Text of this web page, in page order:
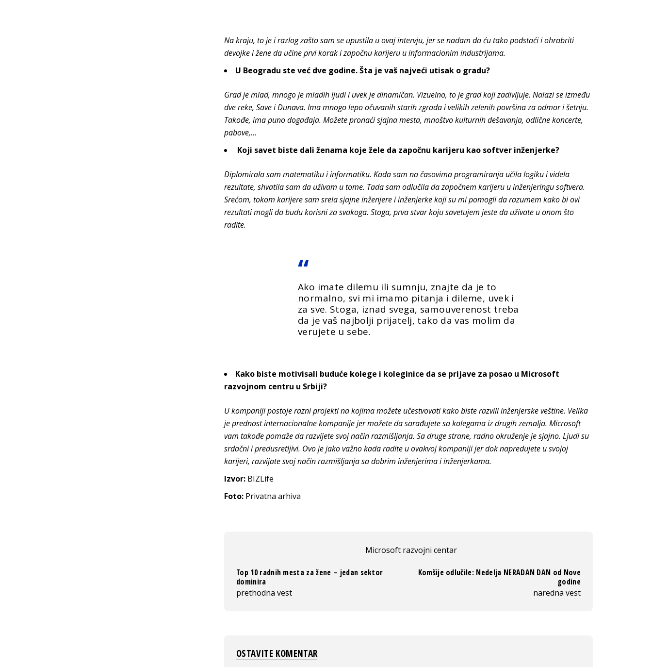
Na kraju, to je i razlog zašto sam se upustila u ovaj intervju, jer se nadam da ću tako podstaći i ohrabriti
devojke i žene da učine prvi korak i započnu karijeru u informacionim industrijama.
U Beogradu ste već dve godine. Šta je vaš najveći utisak o gradu?
Grad je mlad, mnogo je mladih ljudi i uvek je dinamičan. Vizuelno, to je grad koji zadivljuje. Nalazi se između
dve reke, Save i Dunava. Ima mnogo lepo očuvanih starih zgrada i velikih zelenih površina za odmor i šetnju.
Takođe, ima puno događaja. Možete pronaći sjajna mesta, mnoštvo kulturnih dešavanja, odlične koncerte,
pabove,…
Koji savet biste dali ženama koje žele da započnu karijeru kao softver inženjerke?
Diplomirala sam matematiku i informatiku. Kada sam na časovima programiranja učila logiku i videla
rezultate, shvatila sam da uživam u tome. Tada sam odlučila da započnem karijeru u inženjeringu softvera.
Srećom, tokom karijere sam srela sjajne inženjere i inženjerke koji su mi pomogli da razumem kako bi ovi
rezultati mogli da budu korisni za svakoga. Stoga, prva stvar koju savetujem jeste da uživate u onom što
radite.
Ako imate dilemu ili sumnju, znajte da je to
normalno, svi mi imamo pitanja i dileme, uvek i
za sve. Stoga, iznad svega, samouverenost treba
da je vaš najbolji prijatelj, tako da vas molim da
verujete u sebe.
Kako biste motivisali buduće kolege i koleginice da se prijave za posao u Microsoft
razvojnom centru u Srbiji?
U kompaniji postoje razni projekti na kojima možete učestvovati kako biste razvili inženjerske veštine. Velika
je prednost internacionalne kompanije jer možete da sarađujete sa kolegama iz drugih zemalja. Microsoft
vam takođe pomaže da razvijete svoj način razmišljanja. Sa druge strane, radno okruženje je sjajno. Ljudi su
srdačni i predusretljivi. Ovo je jako važno kada radite u ovakvoj kompaniji jer dok napredujete u svojoj
karijeri, razvijate svoj način razmišljanja sa dobrim inženjerima i inženjerkama.
Izvor: BIZLife
Foto: Privatna arhiva
Microsoft razvojni centar
Top 10 radnih mesta za žene – jedan sektor
dominira
prethodna vest
Komšije odlučile: Nedelja NERADAN DAN od Nove
godine
naredna vest
OSTAVITE KOMENTAR